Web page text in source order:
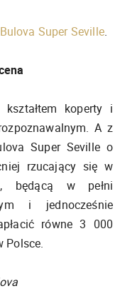
Bulova Super Seville.
koperty i
A z
Super Seville o
rzucający się w
będącą w pełni
i jednocześnie
równe 3 000
Polsce.